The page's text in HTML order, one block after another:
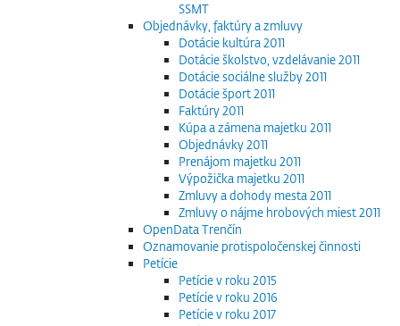
SSMT
Objednávky, faktúry a zmluvy
Dotácie kultúra 2011
Dotácie školstvo, vzdelávanie 2011
Dotácie sociálne služby 2011
Dotácie šport 2011
Faktúry 2011
Kúpa a zámena majetku 2011
Objednávky 2011
Prenájom majetku 2011
Výpožička majetku 2011
Zmluvy a dohody mesta 2011
Zmluvy o nájme hrobových miest 2011
OpenData Trenčín
Oznamovanie protispoločenskej činnosti
Petície
Petície v roku 2015
Petície v roku 2016
Petície v roku 2017